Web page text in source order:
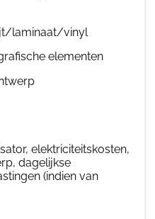
laminaat/vinyl
elementen
elektriciteitskosten,
dagelijkse
(indien van